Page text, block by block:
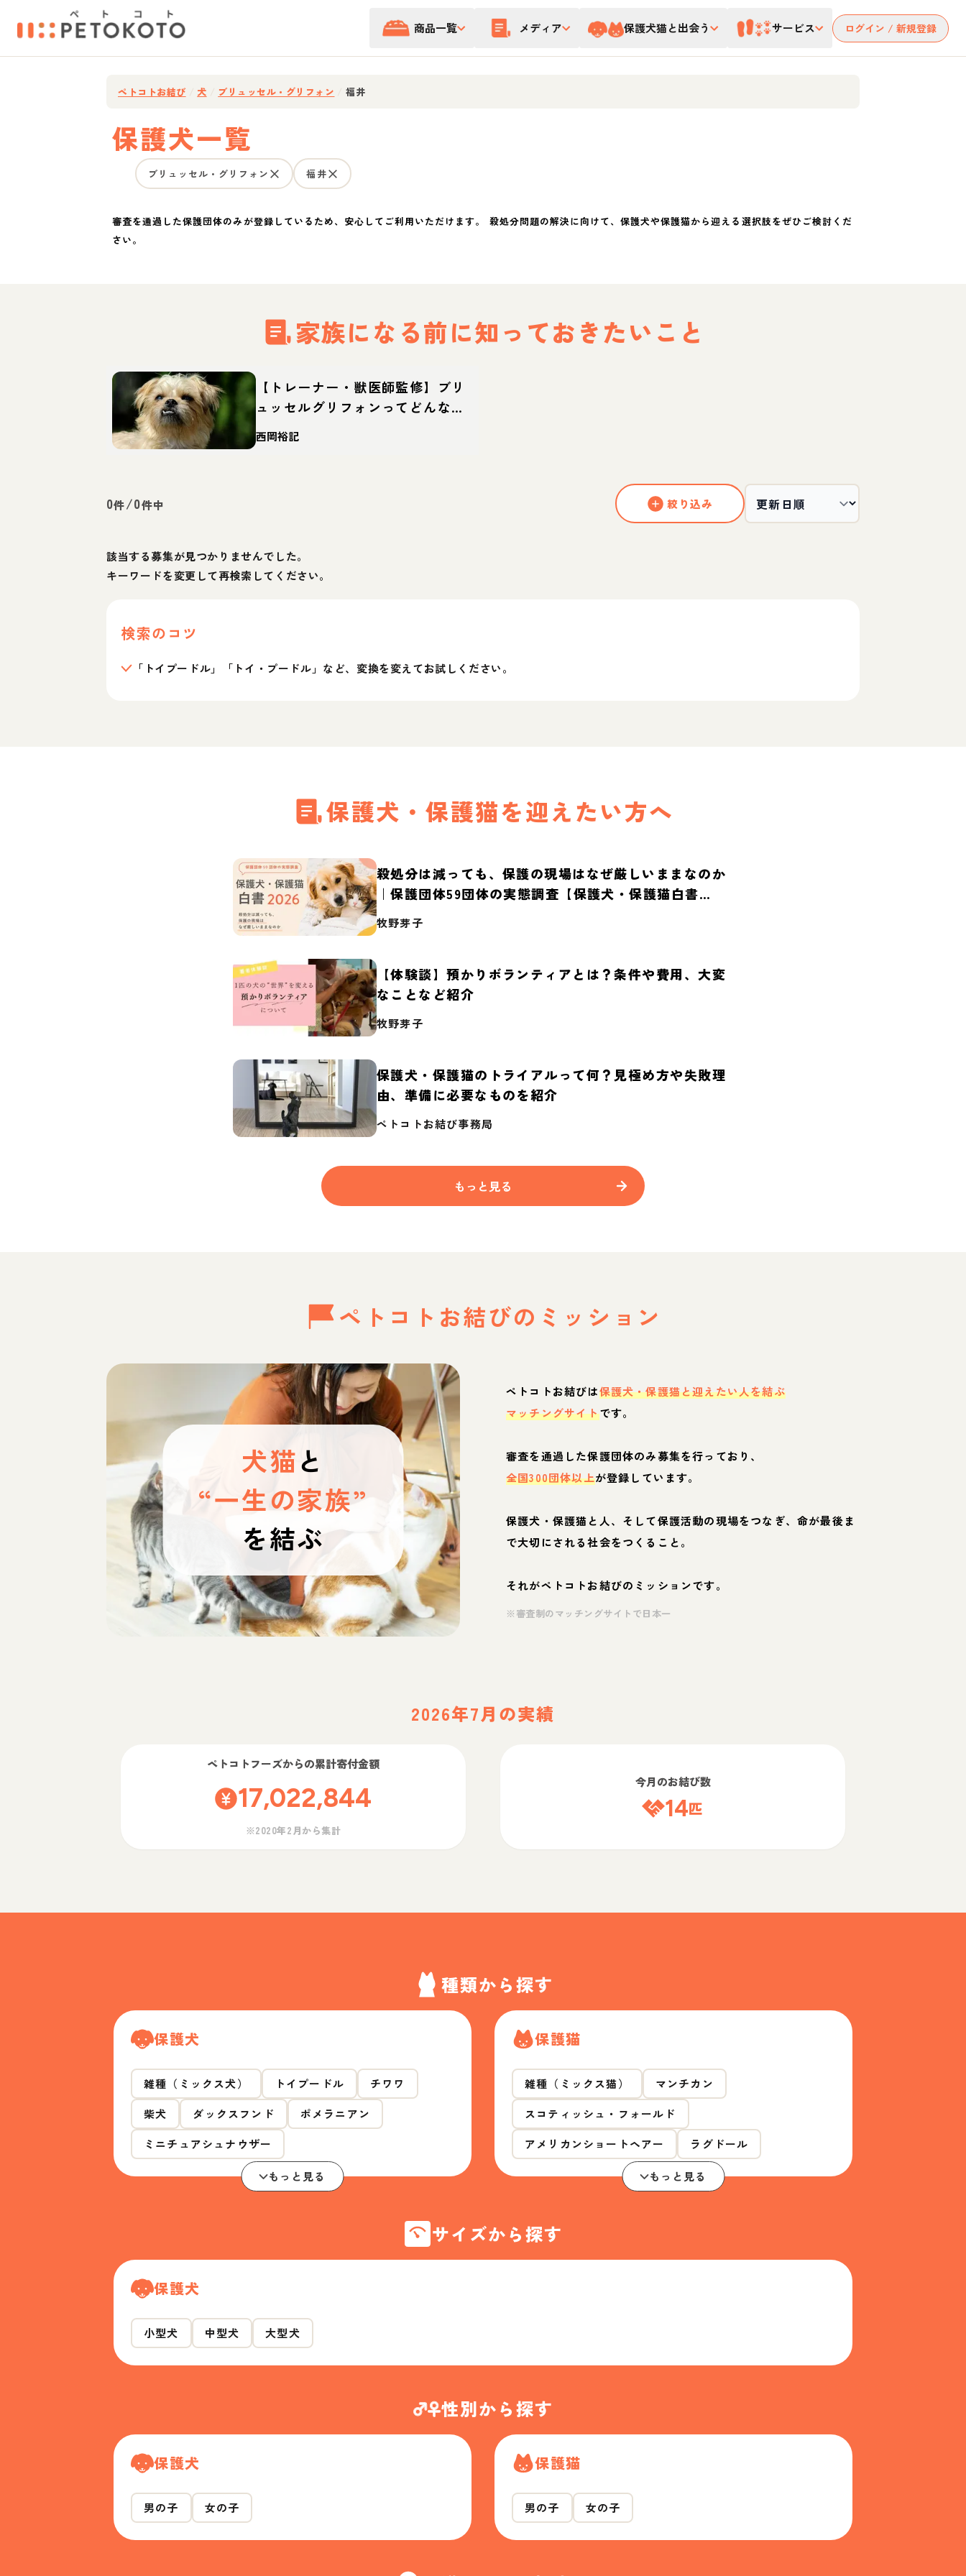
商品一覧 メディア 保護犬猫と出会う サービス ログイン / 新規登録
ペトコトお結び 犬 ブリュッセル・グリフォン 福井
保護犬一覧
ブリュッセル・グリフォン 福井
審査を通過した保護団体のみが登録しているため、安心してご利用いただけます。 殺処分問題の解決に向けて、保護犬や保護猫から迎える選択肢をぜひご検討くだ
さい。
家族になる前に知っておきたいこと
【トレーナー・獣医師監修】ブリ
ュッセルグリフォンってどんな
犬？性格・特徴・育て方・迎え方
西岡裕記
0件/0件中 絞り込み
該当する募集が見つかりませんでした。
キーワードを変更して再検索してください。
検索のコツ
「トイプードル」「トイ・プードル」など、変換を変えてお試しください。
保護犬・保護猫を迎えたい方へ
殺処分は減っても、保護の現場はなぜ厳しいままなのか
｜保護団体59団体の実態調査【保護犬・保護猫白書
2026】
牧野芽子
【体験談】預かりボランティアとは？条件や費用、大変
なことなど紹介
牧野芽子
保護犬・保護猫のトライアルって何？見極め方や失敗理
由、準備に必要なものを紹介
ペトコトお結び事務局
もっと見る
ペトコトお結びの ミッション
犬猫と
“一生の家族”
を結ぶ
ペトコトお結びは保護犬・保護猫と迎えたい人を結ぶ
マッチングサイトです。
審査を通過した保護団体のみ募集を行っており、
全国300団体以上が登録しています。
保護犬・保護猫と人、そして保護活動の現場をつなぎ、命が最後ま
で大切にされる社会をつくること。
それがペトコトお結びのミッションです。
※審査制のマッチングサイトで日本一
2026年7月の実績
ペトコトフーズからの累計寄付金額
17,022,844
※2020年2月から集計
今月のお結び数
14匹
種類から探す
保護犬
雑種（ミックス犬） トイプードル
チワワ
柴犬
ダックスフンド
ポメラニアン
ミニチュアシュナウザー
もっと見る
保護猫
雑種（ミックス猫）
マンチカン
スコティッシュ・フォールド
アメリカンショートヘアー
ラグドール
もっと見る
サイズから探す
保護犬
小型犬 中型犬 大型犬
性別から探す
保護犬
男の子 女の子
保護猫
男の子 女の子